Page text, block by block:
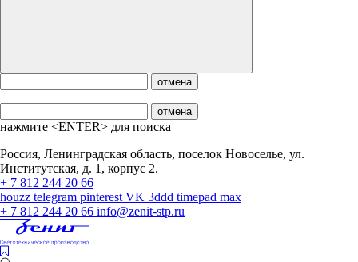
отмена
отмена
нажмите <ENTER> для поиска
Россия, Ленинградская область, поселок Новоселье, ул.
Институтская, д. 1, корпус 2.
+ 7 812 244 20 66
houzz telegram pinterest VK 3ddd timepad max
+ 7 812 244 20 66 info@zenit-stp.ru